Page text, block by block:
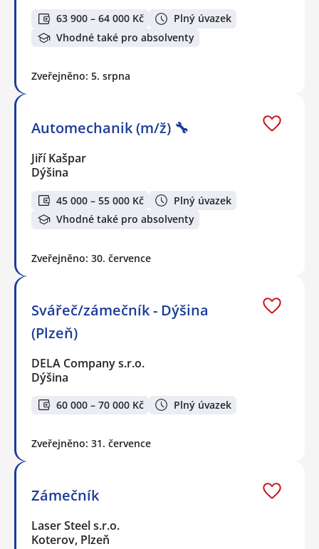
63 900 – 64 000 Kč
Plný úvazek
Vhodné také pro absolventy
Zveřejněno: 5. srpna
Automechanik (m/ž) 🔧
Jiří Kašpar
Dýšina
45 000 – 55 000 Kč
Plný úvazek
Vhodné také pro absolventy
Zveřejněno: 30. července
Svářeč/zámečník - Dýšina
(Plzeň)
DELA Company s.r.o.
Dýšina
60 000 – 70 000 Kč Plný úvazek
Zveřejněno: 31. července
Zámečník
Laser Steel s.r.o.
Koterov, Plzeň